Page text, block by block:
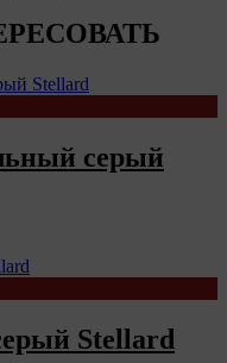
серый
Stellard